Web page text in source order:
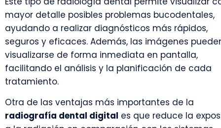
mayor detalle posibles problemas bucodentales,
ayudando a realizar diagnósticos más rápidos,
seguros y eficaces. Además, las imágenes
visualizarse de forma inmediata en pantalla,
facilitando el análisis y la planificación de cada
tratamiento.
Otra de las ventajas más importantes de la
radiografía dental digital es que reduce la